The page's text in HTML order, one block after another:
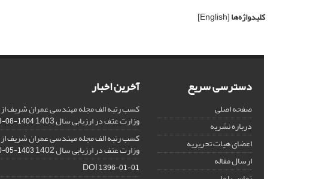
کلیدواژه‌ها[English]
دسترسی سریع
صفحه اصلی
درباره نشریه
اعضای هیات تحریریه
ارسال مقاله
آخرین اخبار
کسب رتبه الف مجله مهندسی عمران شریف از
وزارت عتف در ارزیابی سال 1403 1404-08-18
کسب رتبه الف مجله مهندسی عمران شریف از
وزارت عتف در ارزیابی سال 1402 1403-05-20
DOI1396-01-01